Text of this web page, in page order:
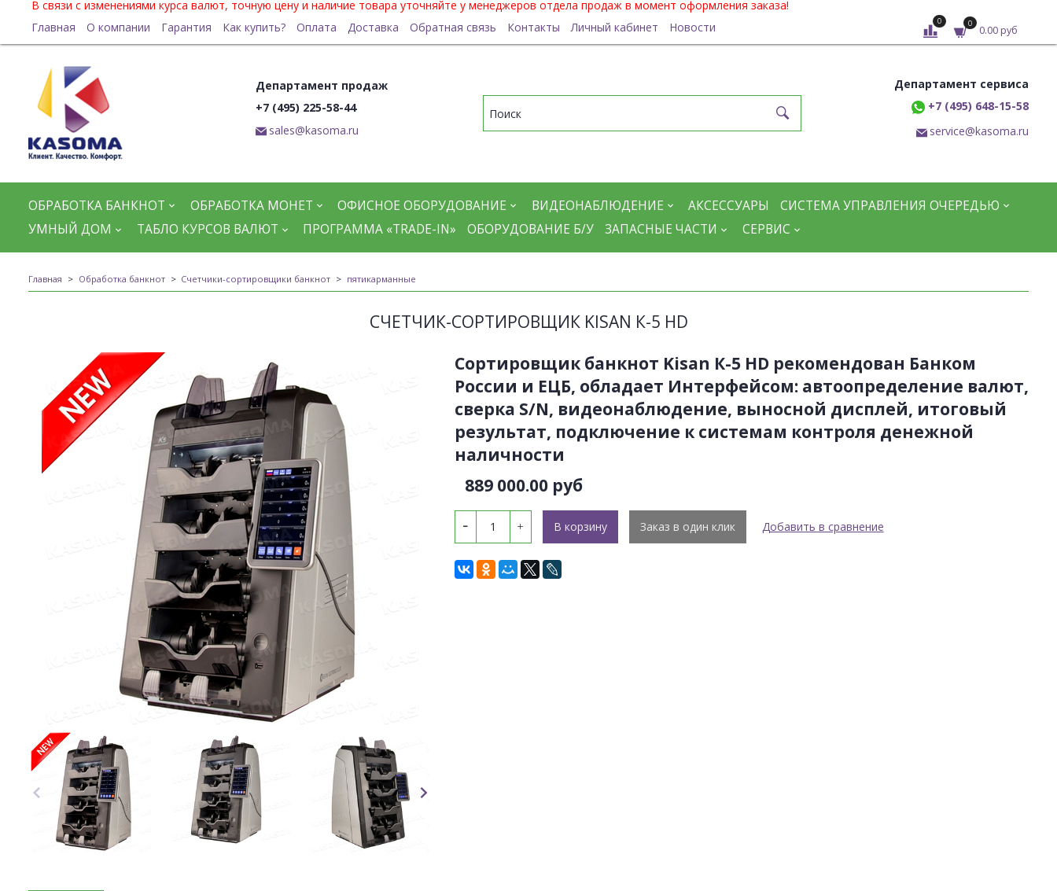
В связи с изменениями курса валют, точную цену и наличие товара уточняйте у менеджеров отдела продаж в момент оформления заказа!
Главная
О компании Гарантия Как купить? Оплата Доставка Обратная связь Контакты Личный кабинет Новости 0 0
0.00 руб
Департамент продаж
+7 (495) 225-58-44
sales@kasoma.ru
Департамент сервиса
+7 (495) 648-15-58
service@kasoma.ru
ОБРАБОТКА БАНКНОТ ОБРАБОТКА МОНЕТ ОФИСНОЕ ОБОРУДОВАНИЕ ВИДЕОНАБЛЮДЕНИЕ АКСЕССУАРЫ
СИСТЕМА УПРАВЛЕНИЯ ОЧЕРЕДЬЮ
УМНЫЙ ДОМ
ТАБЛО КУРСОВ ВАЛЮТ ПРОГРАММА «TRADE-IN» ОБОРУДОВАНИЕ Б/У ЗАПАСНЫЕ ЧАСТИ СЕРВИС
Главная Обработка банкнот Счетчики-сортировщики банкнот пятикарманные
СЧЕТЧИК-СОРТИРОВЩИК KISAN К-5 HD
Сортировщик банкнот Kisan К-5 HD рекомендован Банком
России и ЕЦБ, обладает Интерфейсом: автоопределение валют,
сверка S/N, видеонаблюдение, выносной дисплей, итоговый
результат, подключение к системам контроля денежной
наличности
889 000.00 руб
В корзину Заказ в один клик Добавить в сравнение